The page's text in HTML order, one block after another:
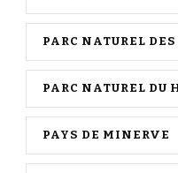
PARC NATUREL
PARC NATUREL DU
PAYS DE MINERVE